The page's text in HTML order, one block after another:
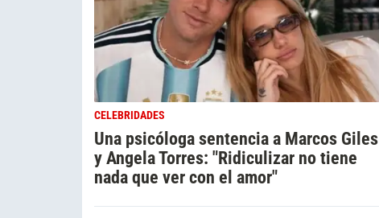
CELEBRIDADES
Una psicóloga sentencia a Marcos Giles
y Angela Torres: "Ridiculizar no tiene
nada que ver con el amor"